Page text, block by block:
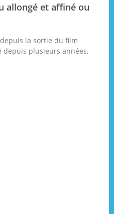
allongé et affiné ou
la sortie du film
depuis plusieurs années,